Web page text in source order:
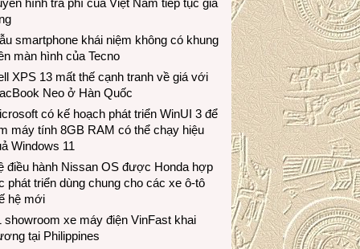
hình trả phí của Việt Nam tiếp tục gia
smartphone khái niệm không có khung
màn hình của Tecno
XPS 13 mất thế cạnh tranh về giá với
Neo ở Hàn Quốc
có kế hoạch phát triển WinUI 3 để
máy tính 8GB RAM có thể chạy hiệu
Windows 11
điều hành Nissan OS được Honda hợp
phát triển dùng chung cho các xe ô-tô
hệ mới
showroom xe máy điện VinFast khai
tại Philippines